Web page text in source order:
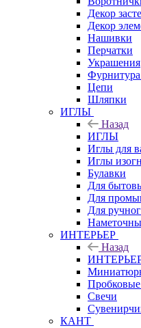
Декор
Декор
Нашивки
Перчатки
Украшения
Цепи
Шляпки
ИГЛЫ
Назад
ИГЛЫ
Иглы для
Иглы
Булавки
Для
Для
Для
ИНТЕРЬЕР
Назад
Пробковые
Свечи
КАНТ